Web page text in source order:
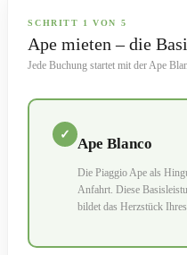
SCHRITT 1 VON 5
Ape mieten – die
Jede Buchung startet mit der Ape
✓
Ape Blanco
Die Piaggio Ape als
Anfahrt. Diese
bildet das Herzstück